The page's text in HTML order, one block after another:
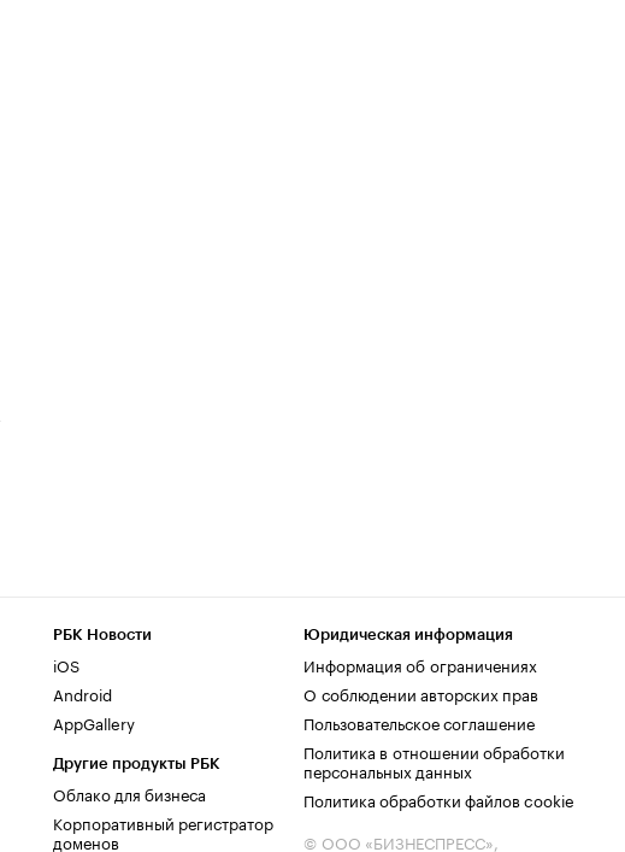
РБК Новости
iOS
Android
AppGallery
Другие продукты РБК
Облако для бизнеса
Корпоративный регистратор
доменов
Юридическая информация
Информация об ограничениях
О соблюдении авторских прав
Пользовательское соглашение
Политика в отношении обработки
персональных данных
Политика обработки файлов cookie
© ООО «БИЗНЕСПРЕСС»,